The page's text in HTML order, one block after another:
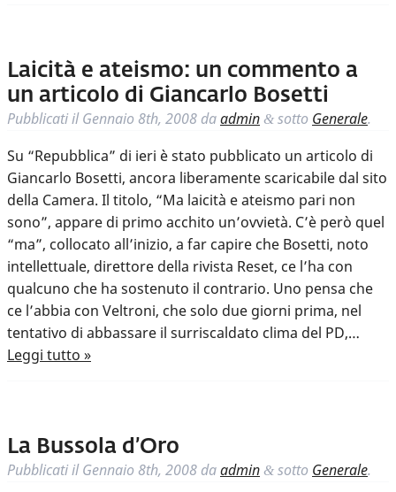
Laicità e ateismo: un commento a
un articolo di Giancarlo Bosetti
Pubblicati ilGennaio 8th, 2008 daadmin & sotto Generale.
Su “Repubblica” di ieri è stato pubblicato un articolo di
Giancarlo Bosetti, ancora liberamente scaricabile dal sito
della Camera. Il titolo, “Ma laicità e ateismo pari non
sono”, appare di primo acchito un’ovvietà. C’è però quel
“ma”, collocato all’inizio, a far capire che Bosetti, noto
intellettuale, direttore della rivista Reset, ce l’ha con
qualcuno che ha sostenuto il contrario. Uno pensa che
ce l’abbia con Veltroni, che solo due giorni prima, nel
tentativo di abbassare il surriscaldato clima del PD,…
Leggi tutto »
La Bussola d’Oro
Pubblicati ilGennaio 8th, 2008 daadmin & sotto Generale.